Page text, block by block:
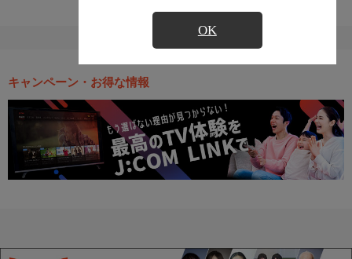
OK
キャンペーン・お得な情報